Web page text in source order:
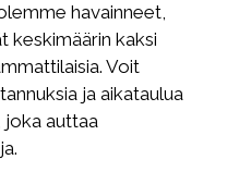
havainneet,
keskimäärin kaksi
Voit
ja aikataulua
joka auttaa